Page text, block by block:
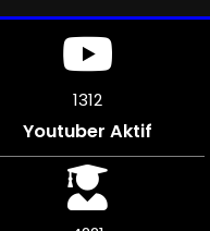
1312
Youtuber Aktif